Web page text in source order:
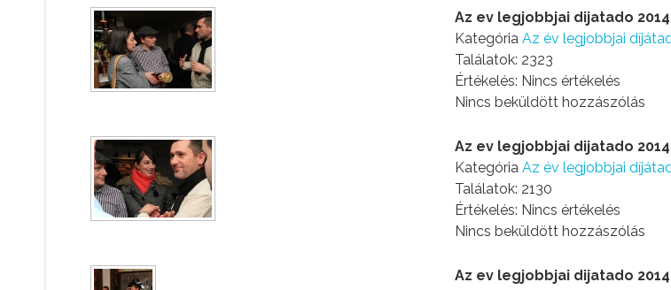
Az ev legjobbjai dijatado
KategóriaAz év legjobbjai
Találatok: 2323
Értékelés: Nincs értékelés
Nincs beküldött hozzászólás
Az ev legjobbjai dijatado
KategóriaAz év legjobbjai
Találatok: 2130
Értékelés: Nincs értékelés
Nincs beküldött hozzászólás
Az ev legjobbjai dijatado